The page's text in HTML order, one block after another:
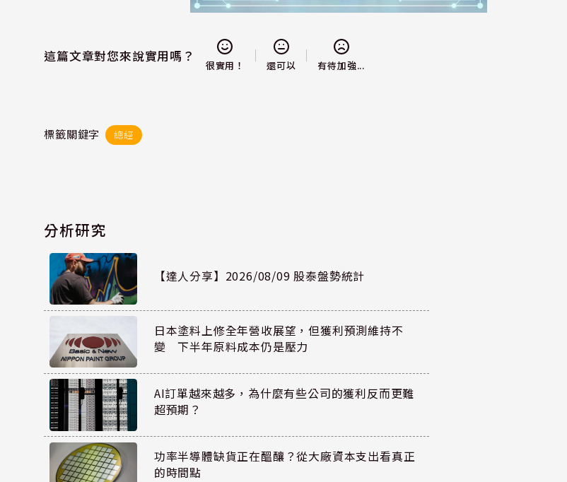
這篇文章對您來說實用嗎？
很實用！ 還可以 有待加強...
標籤關鍵字 總經
分析研究
【達人分享】2026/08/09 股泰盤勢統計
日本塗料上修全年營收展望，但獲利預測維持不
變 下半年原料成本仍是壓力
AI訂單越來越多，為什麼有些公司的獲利反而更難
超預期？
功率半導體缺貨正在醞釀？從大廠資本支出看真正
的時間點